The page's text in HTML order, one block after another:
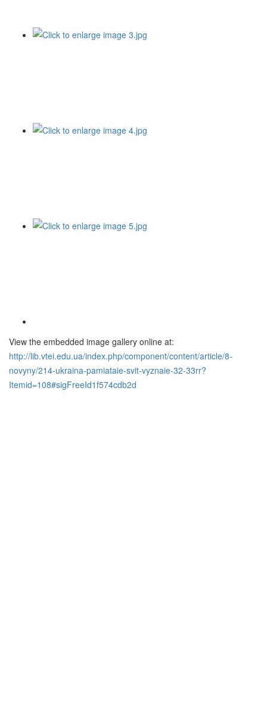
View the embedded image gallery online at:
http://lib.vtei.edu.ua/index.php/component/content/article/8-
novyny/214-ukraina-pamiataie-svit-vyznaie-32-33rr?
Itemid=108#sigFreeId1f574cdb2d